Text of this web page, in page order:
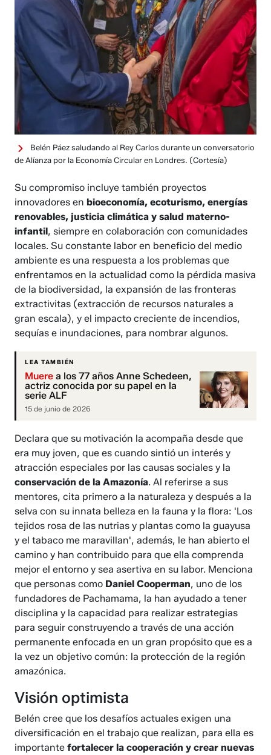
Belén Páez saludando al Rey Carlos durante un conversatorio
de Alíanza por la Economía Circular en Londres. (Cortesía)
Su compromiso incluye también proyectos
innovadores enbioeconomía, ecoturismo, energías
renovables, justicia climática y salud materno-
infantil, siempre en colaboración con comunidades
locales. Su constante labor en beneficio del medio
ambiente es una respuesta a los problemas que
enfrentamos en la actualidad como la pérdida masiva
de la biodiversidad, la expansión de las fronteras
extractivitas (extracción de recursos naturales a
gran escala), y el impacto creciente de incendios,
sequías e inundaciones, para nombrar algunos.
LEA TAMBIÉN
Muere a los 77 años Anne Schedeen,
actriz conocida por su papel en la
serie ALF
15 de junio de 2026
Declara que su motivación la acompaña desde que
era muy joven, que es cuando sintió un interés y
atracción especiales por las causas sociales y la
conservación de la Amazonía. Al referirse a sus
mentores, cita primero a la naturaleza y después a la
selva con su innata belleza en la fauna y la flora: 'Los
tejidos rosa de las nutrias y plantas como la guayusa
y el tabaco me maravillan', además, le han abierto el
camino y han contribuido para que ella comprenda
mejor el entorno y sea asertiva en su labor. Menciona
que personas como Daniel Cooperman, uno de los
fundadores de Pachamama, la han ayudado a tener
disciplina y la capacidad para realizar estrategias
para seguir construyendo a través de una acción
permanente enfocada en un gran propósito que es a
la vez un objetivo común: la protección de la región
amazónica.
Visión optimista
Belén cree que los desafíos actuales exigen una
diversificación en el trabajo que realizan, para ella es
importantefortalecer la cooperación y crear nuevas